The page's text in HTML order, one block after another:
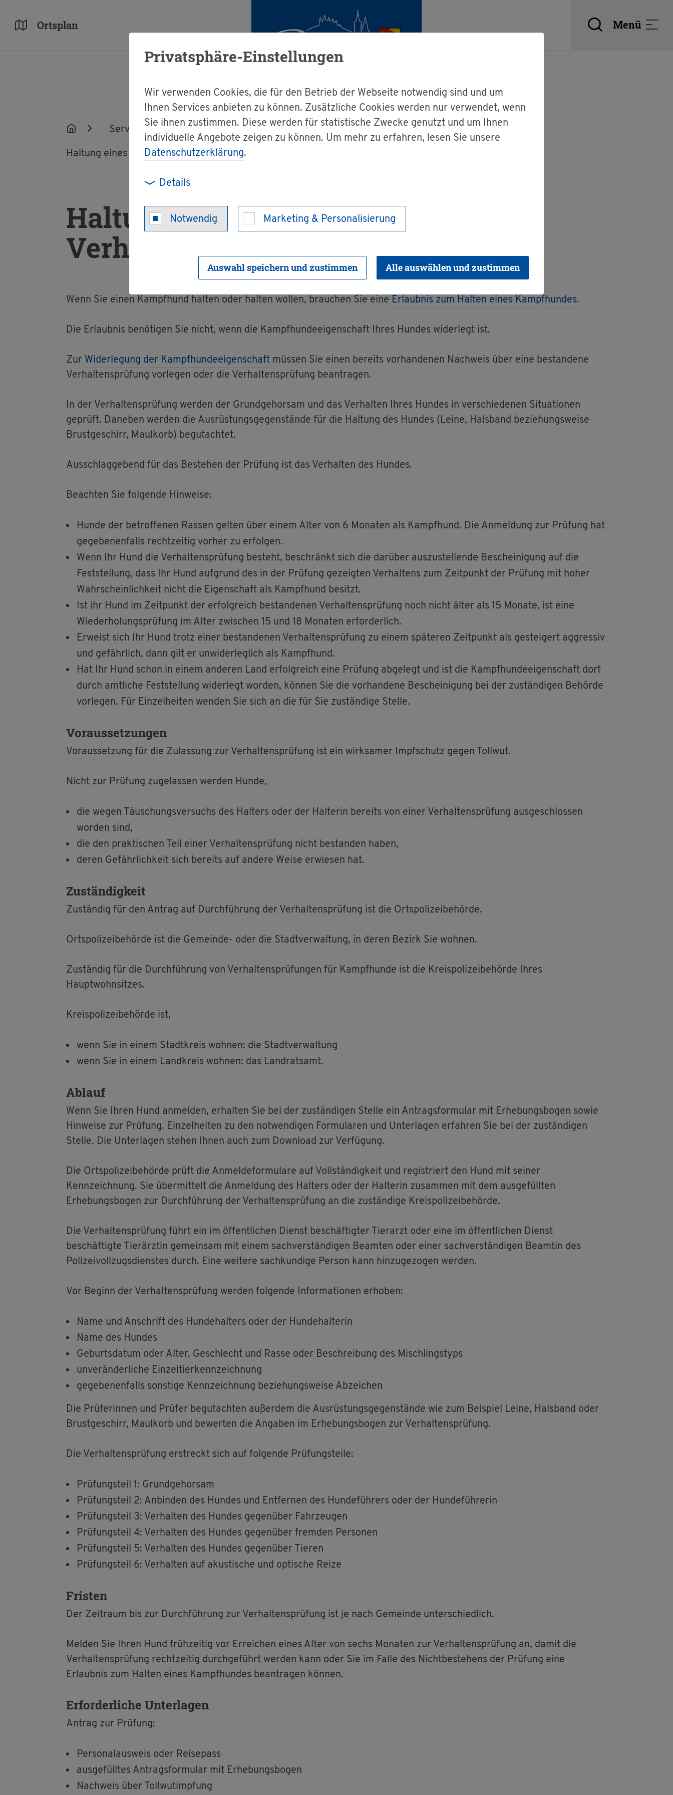
Privatsphäre-Einstellungen
Wir verwenden Cookies, die für den Betrieb der Webseite notwendig sind und um
Ihnen Services anbieten zu können. Zusätzliche Cookies werden nur verwendet, wenn
Sie ihnen zustimmen. Diese werden für statistische Zwecke genutzt und um Ihnen
individuelle Angebote zeigen zu können. Um mehr zu erfahren, lesen Sie unsere
Datenschutzerklärung.
Details
Notwendig Marketing & Personalisierung
Auswahl speichern und zustimmen Alle auswählen und zustimmen
Orts­plan Menü
Ser­vice Dienst­leis­tun­gen A-Z
Hal­tung eines Kampf­hun­des - Ver­hal­tens­prü­fung be­an­tra­gen
Hal­tung eines Kampf­hun­des -
Ver­hal­tens­prü­fung be­an­tra­gen
Wenn Sie einen Kampf­hund hal­ten oder hal­ten wol­len, brau­chen Sie eine Er­laub­nis zum Hal­ten eines Kampf­hun­des.
Die Er­laub­nis be­nö­ti­gen Sie nicht, wenn die Kampf­hun­de­ei­gen­schaft Ihres Hun­des wi­der­legt ist.
Zur Wi­der­le­gung der Kampf­hun­de­ei­gen­schaft müs­sen Sie einen be­reits vor­han­de­nen Nach­weis über eine be­stan­de­ne
Ver­hal­tens­prü­fung vor­le­gen oder die Ver­hal­tens­prü­fung be­an­tra­gen.
In der Ver­hal­tens­prü­fung wer­den der Grund­ge­hor­sam und das Ver­hal­ten Ihres Hun­des in ver­schie­de­nen Si­tua­tio­nen
ge­prüft. Da­ne­ben wer­den die Aus­rüs­tungs­ge­gen­stän­de für die Hal­tung des Hun­des (Leine, Hals­band be­zie­hungs­wei­se
Brust­ge­schirr, Maul­korb) be­gut­ach­tet.
Aus­schlag­ge­bend für das Be­stehen der Prü­fung ist das Ver­hal­ten des Hun­des.
Be­ach­ten Sie fol­gen­de Hin­wei­se:
Hunde der be­trof­fe­nen Ras­sen gel­ten über einem Alter von 6 Mo­na­ten als Kampf­hund. Die An­mel­dung zur Prü­fung hat
ge­ge­be­nen­falls recht­zei­tig vor­her zu er­fol­gen.
Wenn Ihr Hund die Ver­hal­tens­prü­fung be­steht, be­schränkt sich die dar­über aus­zu­stel­len­de Be­schei­ni­gung auf die
Fest­stel­lung, dass Ihr Hund auf­grund des in der Prü­fung ge­zeig­ten Ver­hal­tens zum Zeit­punkt der Prü­fung mit hoher
Wahr­schein­lich­keit nicht die Ei­gen­schaft als Kampf­hund be­sitzt.
Ist ihr Hund im Zeit­punkt der er­folg­reich be­stan­de­nen Ver­hal­tens­prü­fung noch nicht älter als 15 Mo­na­te, ist eine
Wie­der­ho­lungs­prü­fung im Alter zwi­schen 15 und 18 Mo­na­ten er­for­der­lich.
Er­weist sich Ihr Hund trotz einer be­stan­de­nen Ver­hal­tens­prü­fung zu einem spä­te­ren Zeit­punkt als ge­stei­gert ag­gres­siv
und ge­fähr­lich, dann gilt er un­wi­der­leg­lich als Kampf­hund.
Hat Ihr Hund schon in einem an­de­ren Land er­folg­reich eine Prü­fung ab­ge­legt und ist die Kampf­hun­de­ei­gen­schaft dort
durch amt­li­che Fest­stel­lung wi­der­legt wor­den, kön­nen Sie die vor­han­de­ne Be­schei­ni­gung bei der zu­stän­di­gen Be­hör­de
vor­le­gen. Für Ein­zel­hei­ten wen­den Sie sich an die für Sie zu­stän­di­ge Stel­le.
Vor­aus­set­zun­gen
Vor­aus­set­zung für die Zu­las­sung zur Ver­hal­tens­prü­fung ist ein wirk­sa­mer Impf­schutz gegen Toll­wut.
Nicht zur Prü­fung zu­ge­las­sen wer­den Hunde,
die wegen Täu­schungs­ver­suchs des Hal­ters oder der Hal­te­rin be­reits von einer Ver­hal­tens­prü­fung aus­ge­schlos­sen
wor­den sind,
die den prak­ti­schen Teil einer Ver­hal­tens­prü­fung nicht be­stan­den haben,
deren Ge­fähr­lich­keit sich be­reits auf an­de­re Weise er­wie­sen hat.
Zu­stän­dig­keit
Zu­stän­dig für den An­trag auf Durch­füh­rung der Ver­hal­tens­prü­fung ist die Orts­po­li­zei­be­hör­de.
Orts­po­li­zei­be­hör­de ist die Ge­mein­de- oder die Stadt­ver­wal­tung, in deren Be­zirk Sie woh­nen.
Zu­stän­dig für die Durch­füh­rung von Ver­hal­tens­prü­fun­gen für Kampf­hun­de ist die Kreis­po­li­zei­be­hör­de Ihres
Haupt­wohn­sit­zes.
Kreis­po­li­zei­be­hör­de ist,
wenn Sie in einem Stadt­kreis woh­nen: die Stadt­ver­wal­tung
wenn Sie in einem Land­kreis woh­nen: das Land­rats­amt.
Ab­lauf
Wenn Sie Ihren Hund an­mel­den, er­hal­ten Sie bei der zu­stän­di­gen Stel­le ein An­trags­for­mu­lar mit Er­he­bungs­bo­gen sowie
Hin­wei­se zur Prü­fung. Ein­zel­hei­ten zu den not­wen­di­gen For­mu­la­ren und Un­ter­la­gen er­fah­ren Sie bei der zu­stän­di­gen
Stel­le. Die Un­ter­la­gen ste­hen Ihnen auch zum Down­load zur Ver­fü­gung.
Die Orts­po­li­zei­be­hör­de prüft die An­mel­de­for­mu­la­re auf Voll­stän­dig­keit und re­gis­triert den Hund mit sei­ner
Kenn­zeich­nung. Sie über­mit­telt die An­mel­dung des Hal­ters oder der Hal­te­rin zu­sam­men mit dem aus­ge­füll­ten
Er­he­bungs­bo­gen zur Durch­füh­rung der Ver­hal­tens­prü­fung an die zu­stän­di­ge Kreis­po­li­zei­be­hör­de.
Die Ver­hal­tens­prü­fung führt ein im öf­fent­li­chen Dienst be­schäf­tig­ter Tier­arzt oder eine im öf­fent­li­chen Dienst
be­schäf­tig­te Tier­ärz­tin ge­mein­sam mit einem sach­ver­stän­di­gen Be­am­ten oder einer sach­ver­stän­di­gen Be­am­tin des
Po­li­zei­voll­zugs­diens­tes durch. Eine wei­te­re sach­kun­di­ge Per­son kann hin­zu­ge­zo­gen wer­den.
Vor Be­ginn der Ver­hal­tens­prü­fung wer­den fol­gen­de In­for­ma­tio­nen er­ho­ben:
Name und An­schrift des Hun­de­hal­ters oder der Hun­de­hal­te­rin
Name des Hun­des
Ge­burts­da­tum oder Alter, Ge­schlecht und Rasse oder Be­schrei­bung des Misch­lings­typs
un­ver­än­der­li­che Ein­zel­tier­kenn­zeich­nung
ge­ge­be­nen­falls sons­ti­ge Kenn­zeich­nung be­zie­hungs­wei­se Ab­zei­chen
Die Prü­fe­rin­nen und Prü­fer be­gut­ach­ten au­ßer­dem die Aus­rüs­tungs­ge­gen­stän­de wie zum Bei­spiel Leine, Hals­band oder
Brust­ge­schirr, Maul­korb und be­wer­ten die An­ga­ben im Er­he­bungs­bo­gen zur Ver­hal­tens­prü­fung.
Die Ver­hal­tens­prü­fung er­streckt sich auf fol­gen­de Prü­fungs­tei­le:
Prü­fungs­teil 1: Grund­ge­hor­sam
Prü­fungs­teil 2: An­bin­den des Hun­des und Ent­fer­nen des Hun­de­füh­rers oder der Hun­de­füh­re­rin
Prü­fungs­teil 3: Ver­hal­ten des Hun­des ge­gen­über Fahr­zeu­gen
Prü­fungs­teil 4: Ver­hal­ten des Hun­des ge­gen­über frem­den Per­so­nen
Prü­fungs­teil 5: Ver­hal­ten des Hun­des ge­gen­über Tie­ren
Prü­fungs­teil 6: Ver­hal­ten auf akus­ti­sche und op­ti­sche Reize
Fris­ten
Der Zeit­raum bis zur Durch­füh­rung zur Ver­hal­tens­prü­fung ist je nach Ge­mein­de un­ter­schied­lich.
Mel­den Sie Ihren Hund früh­zei­tig vor Er­rei­chen eines Alter von sechs Mo­na­ten zur Ver­hal­tens­prü­fung an, damit die
Ver­hal­tens­prü­fung recht­zei­tig durch­ge­führt wer­den kann oder Sie im Falle des Nicht­be­stehens der Prü­fung eine
Er­laub­nis zum Hal­ten eines Kampf­hun­des be­an­tra­gen kön­nen.
Er­for­der­li­che Un­ter­la­gen
An­trag zur Prü­fung:
Per­so­nal­aus­weis oder Rei­se­pass
aus­ge­füll­tes An­trags­for­mu­lar mit Er­he­bungs­bo­gen
Nach­weis über Toll­wut­imp­fung